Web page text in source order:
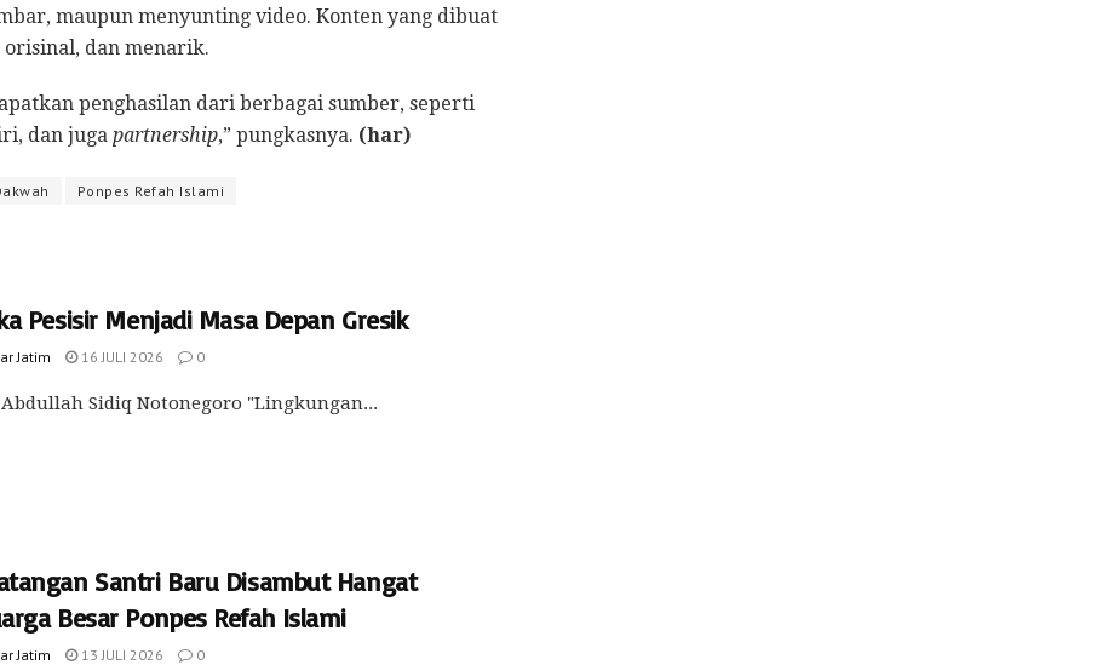
maupun menyunting video. Konten yang dibuat
dan menarik.
penghasilan dari berbagai sumber, seperti
dan juga partnership,” pungkasnya. (har)
Ponpes Refah Islami
Pesisir Menjadi Masa Depan Gresik
Jatim 16 JULI 2026 0
Sidiq Notonegoro "Lingkungan...
Santri Baru Disambut Hangat
Besar Ponpes Refah Islami
Jatim 13 JULI 2026 0